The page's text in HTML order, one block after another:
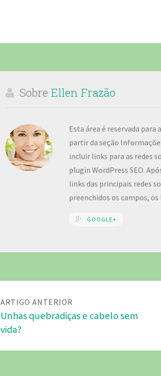
Sobre Ellen Frazão
Esta área é reservada para
partir da seção
incluir links para as redes
plugin WordPress SEO.
links das principais redes
preenchidos os campos,
GOOGLE+
ARTIGO ANTERIOR
Unhas quebradiças e cabelo sem
vida?